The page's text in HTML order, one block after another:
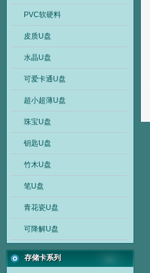
PVC软硬料
皮质U盘
水晶U盘
可爱卡通U盘
超小超薄U盘
珠宝U盘
钥匙U盘
竹木U盘
笔U盘
青花瓷U盘
可降解U盘
存储卡系列